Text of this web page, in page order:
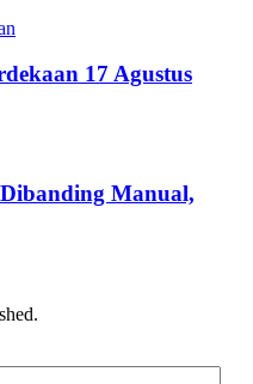
17 Agustus
Manual,